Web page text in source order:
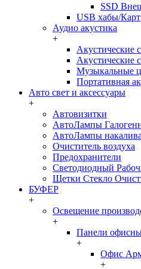
SSD
USB хабы/
Аудио акустика
+
Акустические
Акустические
Музыкальные
Портативная
Авто свет и аксессуары
+
Автовизитки
АвтоЛампы
АвтоЛампы
Очиститель воздуха
Предохранители
Светодиодный
Щетки Стекло
БУФЕР
+
Освещение
+
Панели
+
Офис
+